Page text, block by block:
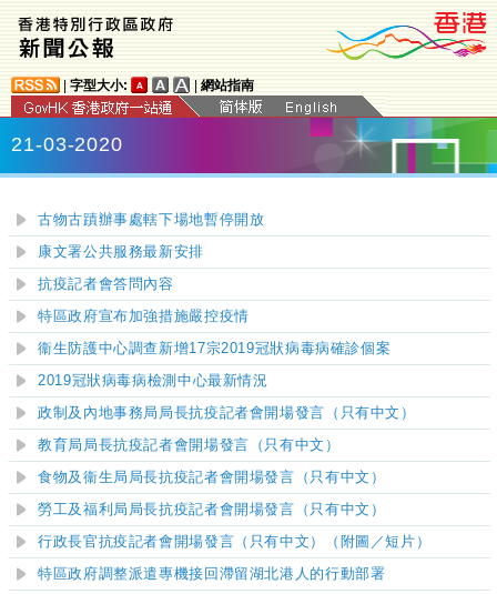
字型大小: 網站指南
21-03-2020
古物古蹟辦事處轄下場地暫停開放
康文署公共服務最新安排
抗疫記者會答問內容
特區政府宣布加強措施嚴控疫情
衞生防護中心調查新增17宗2019冠狀病毒病確診個案
2019冠狀病毒病檢測中心最新情況
政制及內地事務局局長抗疫記者會開場發言（只有中文）
教育局局長抗疫記者會開場發言（只有中文）
食物及衞生局局長抗疫記者會開場發言（只有中文）
勞工及福利局局長抗疫記者會開場發言（只有中文）
行政長官抗疫記者會開場發言（只有中文）（附圖／短片）
特區政府調整派遣專機接回滯留湖北港人的行動部署